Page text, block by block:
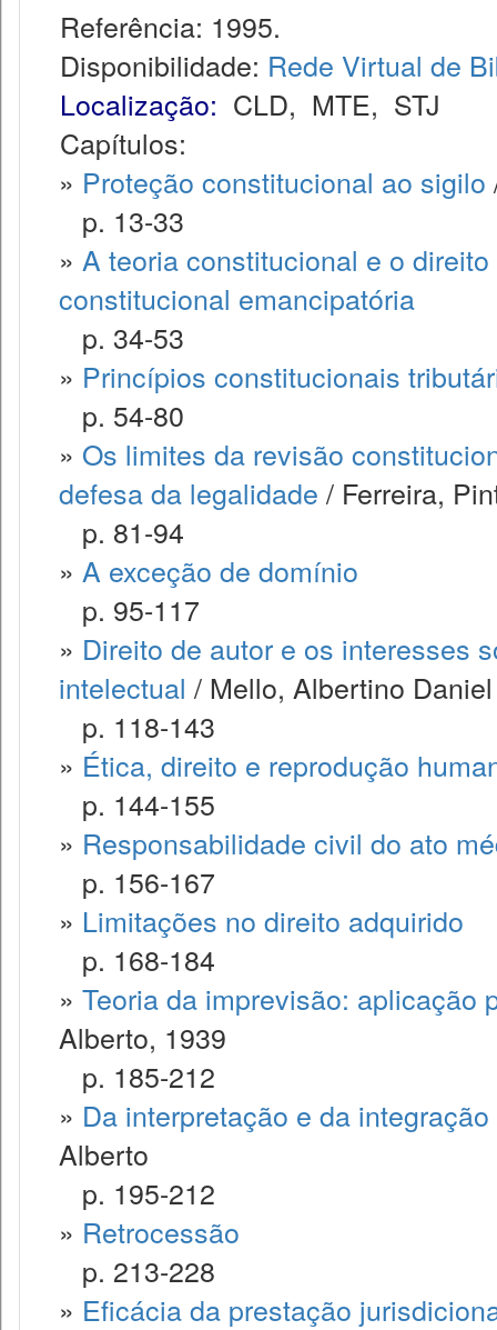
Referência: 1995.
Disponibilidade: Rede Virtual de
Localização: CLD, MTE, STJ
Capítulos:
» Proteção constitucional ao sigilo
p. 13-33
» A teoria constitucional e o
constitucional emancipatória
p. 34-53
» Princípios constitucionais
p. 54-80
» Os limites da revisão
defesa da legalidade / Ferreira,
p. 81-94
» A exceção de domínio
p. 95-117
» Direito de autor e os interesses
intelectual / Mello, Albertino
p. 118-143
» Ética, direito e reprodução
p. 144-155
» Responsabilidade civil do ato
p. 156-167
» Limitações no direito adquirido
p. 168-184
» Teoria da imprevisão: aplicação
Alberto, 1939
p. 185-212
» Da interpretação e da
Alberto
p. 195-212
» Retrocessão
p. 213-228
» Eficácia da prestação